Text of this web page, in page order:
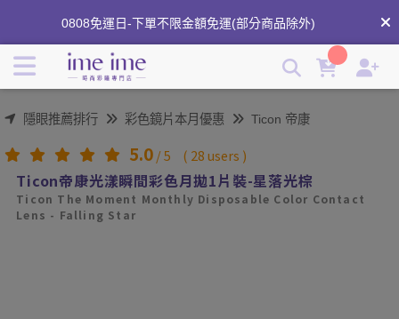
鏡 | imeime 隱形眼鏡美瞳店
0808免運日-下單不限金額免運(部分商品除外)
分享商品心得領紅利⟢
隱眼推薦排行 彩色鏡片本月優惠 Ticon 帝康
5.0/5 ( 28users )
Ticon帝康光漾瞬間彩色月拋1片裝-星落光棕
Ticon The Moment Monthly Disposable Color Contact
Lens - Falling Star